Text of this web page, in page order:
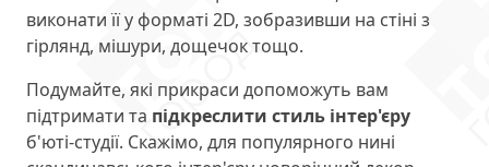
виконати її у форматі 2D, зобразивши на стіні з
гірлянд, мішури, дощечок тощо.
Подумайте, які прикраси допоможуть вам
підтримати та підкреслити стиль інтер'єру
б'юті-студії. Скажімо, для популярного нині